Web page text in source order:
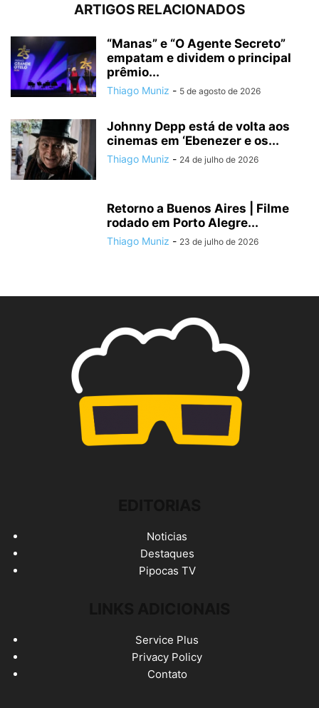
ARTIGOS RELACIONADOS
“Manas” e “O Agente Secreto”
empatam e dividem o principal
prêmio...
Thiago Muniz - 5 de agosto de 2026
Johnny Depp está de volta aos
cinemas em ‘Ebenezer e os...
Thiago Muniz - 24 de julho de 2026
Retorno a Buenos Aires | Filme
rodado em Porto Alegre...
Thiago Muniz - 23 de julho de 2026
Noticias
Destaques
Pipocas TV
Service Plus
Privacy Policy
Contato